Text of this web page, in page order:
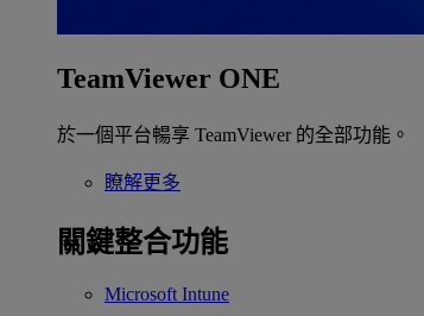
TeamViewer ONE
於一個平台暢享 TeamViewer 的全部功能。
瞭解更多
關鍵整合功能
Microsoft Intune